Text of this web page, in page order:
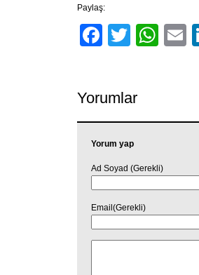
Paylaş:
Twitter
Yorumlar
Yorum yap
Ad Soyad (Gerekli)
Email(Gerekli)